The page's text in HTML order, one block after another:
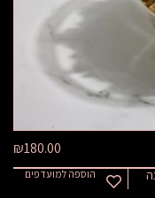
₪180.00
הוספה למועדפים